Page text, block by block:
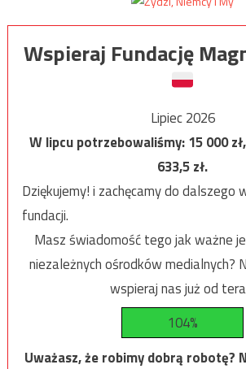
Wspieraj Fundację
Lipiec 2026
W lipcu potrzebowaliśmy:15 000
633,5zł.
Dziękujemy! i zachęcamy do dalszego
fundacji.
Masz świadomość tego jak ważne
niezależnych ośrodków medialnych?
wspieraj nas już od
104%
Uważasz, że robimy dobrą robotę?